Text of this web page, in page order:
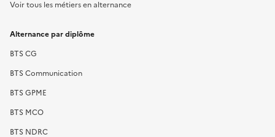
Voir tous les métiers en alternance
Alternance par diplôme
BTS CG
BTS Communication
BTS GPME
BTS MCO
BTS NDRC